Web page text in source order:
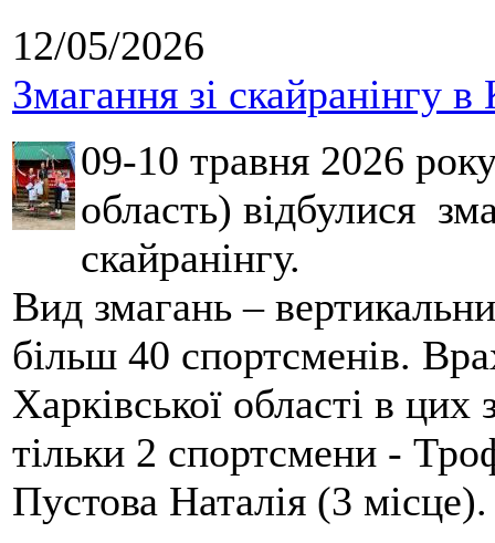
12/05/2026
Змагання зі скайранінгу в
09-10 травня 2026
область) відбулися
скайранінгу.
Вид змагань –
більш 40 спортсменів.
Харківської області в
тільки 2 спортсмени -
Пустова Наталія (3 місце).